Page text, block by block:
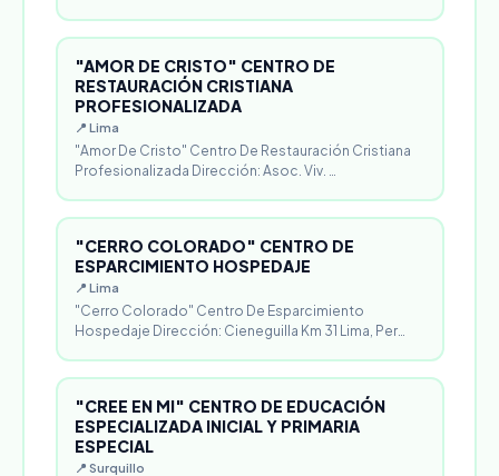
"AMOR DE CRISTO" CENTRO DE
RESTAURACIÓN CRISTIANA
PROFESIONALIZADA
📍 Lima
"Amor De Cristo" Centro De Restauración Cristiana
Profesionalizada Dirección: Asoc. Viv. …
"CERRO COLORADO" CENTRO DE
ESPARCIMIENTO HOSPEDAJE
📍 Lima
"Cerro Colorado" Centro De Esparcimiento
Hospedaje Dirección: Cieneguilla Km 31 Lima, Per…
"CREE EN MI" CENTRO DE EDUCACIÓN
ESPECIALIZADA INICIAL Y PRIMARIA
ESPECIAL
📍 Surquillo